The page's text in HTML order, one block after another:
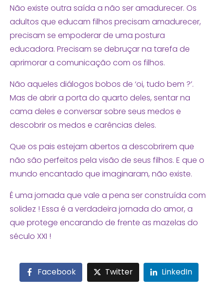
Não existe outra saída a não ser amadurecer. Os
adultos que educam filhos precisam amadurecer,
precisam se empoderar de uma postura
educadora. Precisam se debruçar na tarefa de
aprimorar a comunicação com os filhos.
Não aqueles diálogos bobos de ‘oi, tudo bem ?’.
Mas de abrir a porta do quarto deles, sentar na
cama deles e conversar sobre seus medos e
descobrir os medos e carências deles.
Que os pais estejam abertos a descobrirem que
não são perfeitos pela visão de seus filhos. E que o
mundo encantado que imaginaram, não existe.
É uma jornada que vale a pena ser construída com
solidez ! Essa é a verdadeira jornada do amor, a
que protege encarando de frente as mazelas do
século XXI !
Facebook Twitter LinkedIn